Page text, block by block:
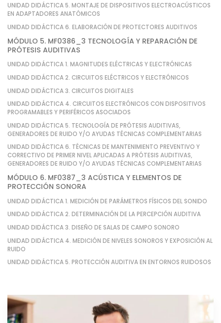
UNIDAD DIDÁCTICA 5. MONTAJE DE DISPOSITIVOS ELECTROACÚSTICOS
EN ADAPTADORES ANATÓMICOS
UNIDAD DIDÁCTICA 6. ELABORACIÓN DE PROTECTORES AUDITIVOS
MÓDULO 5. MF0386_3 TECNOLOGÍA Y REPARACIÓN DE
PRÓTESIS AUDITIVAS
UNIDAD DIDÁCTICA 1. MAGNITUDES ELÉCTRICAS Y ELECTRÓNICAS
UNIDAD DIDÁCTICA 2. CIRCUITOS ELÉCTRICOS Y ELECTRÓNICOS
UNIDAD DIDÁCTICA 3. CIRCUITOS DIGITALES
UNIDAD DIDÁCTICA 4. CIRCUITOS ELECTRÓNICOS CON DISPOSITIVOS
PROGRAMABLES Y PERIFÉRICOS ASOCIADOS
UNIDAD DIDÁCTICA 5. TECNOLOGÍA DE PRÓTESIS AUDITIVAS,
GENERADORES DE RUIDO Y/O AYUDAS TÉCNICAS COMPLEMENTARIAS
UNIDAD DIDÁCTICA 6. TÉCNICAS DE MANTENIMIENTO PREVENTIVO Y
CORRECTIVO DE PRIMER NIVEL APLICADAS A PRÓTESIS AUDITIVAS,
GENERADORES DE RUIDO Y/O AYUDAS TÉCNICAS COMPLEMENTARIAS
MÓDULO 6. MF0387_3 ACÚSTICA Y ELEMENTOS DE
PROTECCIÓN SONORA
UNIDAD DIDÁCTICA 1. MEDICIÓN DE PARÁMETROS FÍSICOS DEL SONIDO
UNIDAD DIDÁCTICA 2. DETERMINACIÓN DE LA PERCEPCIÓN AUDITIVA
UNIDAD DIDÁCTICA 3. DISEÑO DE SALAS DE CAMPO SONORO
UNIDAD DIDÁCTICA 4. MEDICIÓN DE NIVELES SONOROS Y EXPOSICIÓN AL
RUIDO
UNIDAD DIDÁCTICA 5. PROTECCIÓN AUDITIVA EN ENTORNOS RUIDOSOS